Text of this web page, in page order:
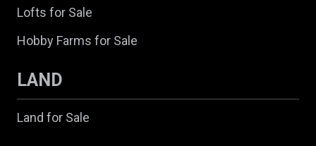
Lofts for Sale
Hobby Farms for Sale
LAND
Land for Sale